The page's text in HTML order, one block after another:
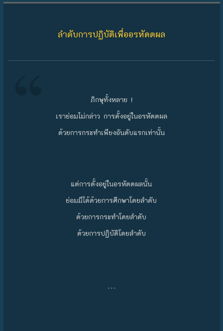
ลำดับการปฏิบัติเพื่ออรหัตตผล
ภิกษุทั้งหลาย !
เราย่อมไม่กล่าว การตั้งอยู่ในอรหัตตผล
ด้วยการกระทำเพียงอันดับแรกเท่านั้น
แต่การตั้งอยู่ในอรหัตตผลนั้น
ย่อมมีได้ด้วยการศึกษาโดยลำดับ
ด้วยการกระทำโดยลำดับ
ด้วยการปฏิบัติโดยลำดับ
…